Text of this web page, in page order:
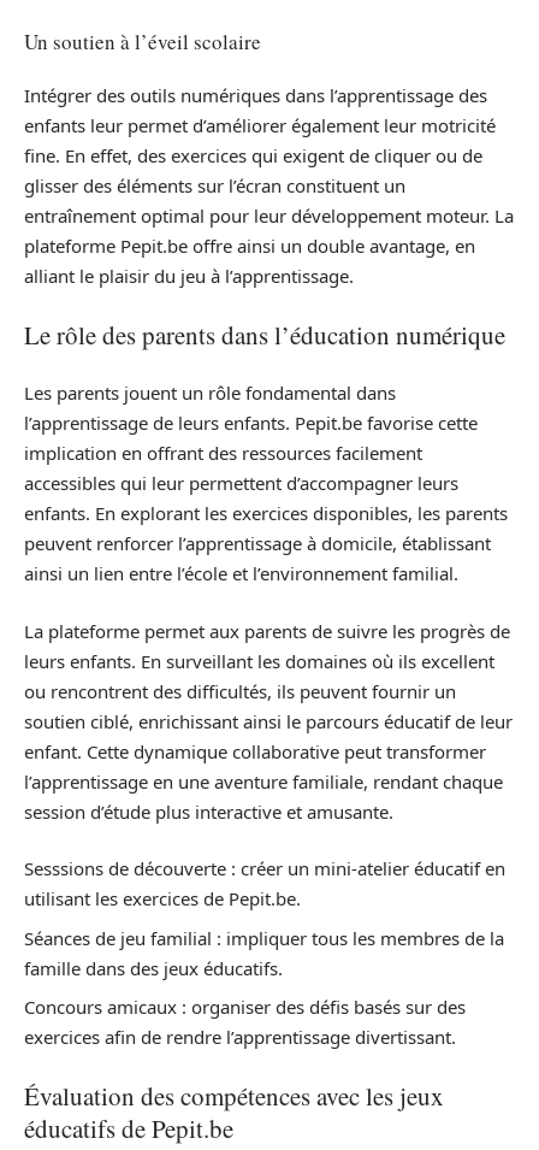
Un soutien à l’éveil scolaire
Intégrer des outils numériques dans l’apprentissage des
enfants leur permet d’améliorer également leur motricité
fine. En effet, des exercices qui exigent de cliquer ou de
glisser des éléments sur l’écran constituent un
entraînement optimal pour leur développement moteur. La
plateforme Pepit.be offre ainsi un double avantage, en
alliant le plaisir du jeu à l’apprentissage.
Le rôle des parents dans l’éducation numérique
Les parents jouent un rôle fondamental dans
l’apprentissage de leurs enfants. Pepit.be favorise cette
implication en offrant des ressources facilement
accessibles qui leur permettent d’accompagner leurs
enfants. En explorant les exercices disponibles, les parents
peuvent renforcer l’apprentissage à domicile, établissant
ainsi un lien entre l’école et l’environnement familial.
La plateforme permet aux parents de suivre les progrès de
leurs enfants. En surveillant les domaines où ils excellent
ou rencontrent des difficultés, ils peuvent fournir un
soutien ciblé, enrichissant ainsi le parcours éducatif de leur
enfant. Cette dynamique collaborative peut transformer
l’apprentissage en une aventure familiale, rendant chaque
session d’étude plus interactive et amusante.
Sesssions de découverte : créer un mini-atelier éducatif en
utilisant les exercices de Pepit.be.
Séances de jeu familial : impliquer tous les membres de la
famille dans des jeux éducatifs.
Concours amicaux : organiser des défis basés sur des
exercices afin de rendre l’apprentissage divertissant.
Évaluation des compétences avec les jeux
éducatifs de Pepit.be